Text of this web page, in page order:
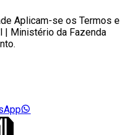
Aplicam-se os Termos e
| Ministério da Fazenda